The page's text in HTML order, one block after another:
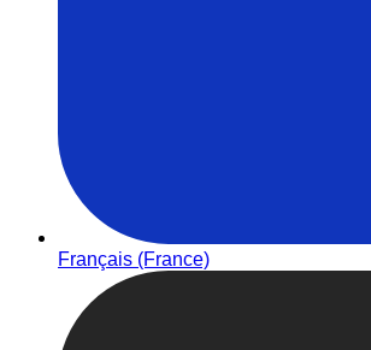
Français (France)